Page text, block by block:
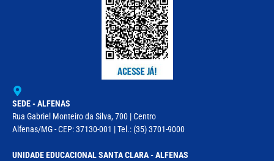
SEDE - ALFENAS
Rua Gabriel Monteiro da Silva, 700 | Centro
Alfenas/MG - CEP: 37130-001 | Tel.: (35) 3701-9000
UNIDADE EDUCACIONAL SANTA CLARA - ALFENAS